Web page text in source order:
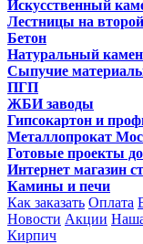
Искусственный
Лестницы на
Бетон
Натуральный
Сыпучие
ПГП
ЖБИ заводы
Гипсокартон и
Металлопрокат
Готовые проекты
Интернет магазин
Камины и печи
Как заказать Оплата
Новости Акции
Кирпич